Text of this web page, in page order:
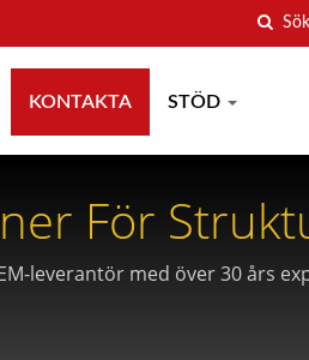
KONTAKTA STÖD
För
leverantör med över 30 års